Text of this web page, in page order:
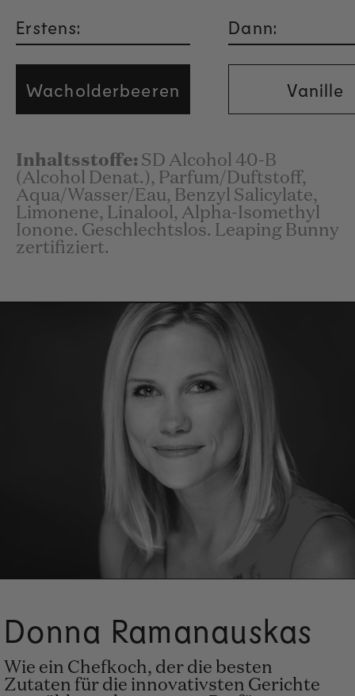
Erstens:
Wacholderbeeren
Dann:
Vanille
Inhaltsstoffe: SD Alcohol 40-B
(Alcohol Denat.), Parfum/Duftstoff,
Aqua/Wasser/Eau, Benzyl Salicylate,
Limonene, Linalool, Alpha-Isomethyl
Ionone. Geschlechtslos. Leaping Bunny
zertifiziert.
Donna Ramanauskas
Wie ein Chefkoch, der die besten
Zutaten für die innovativsten Gerichte